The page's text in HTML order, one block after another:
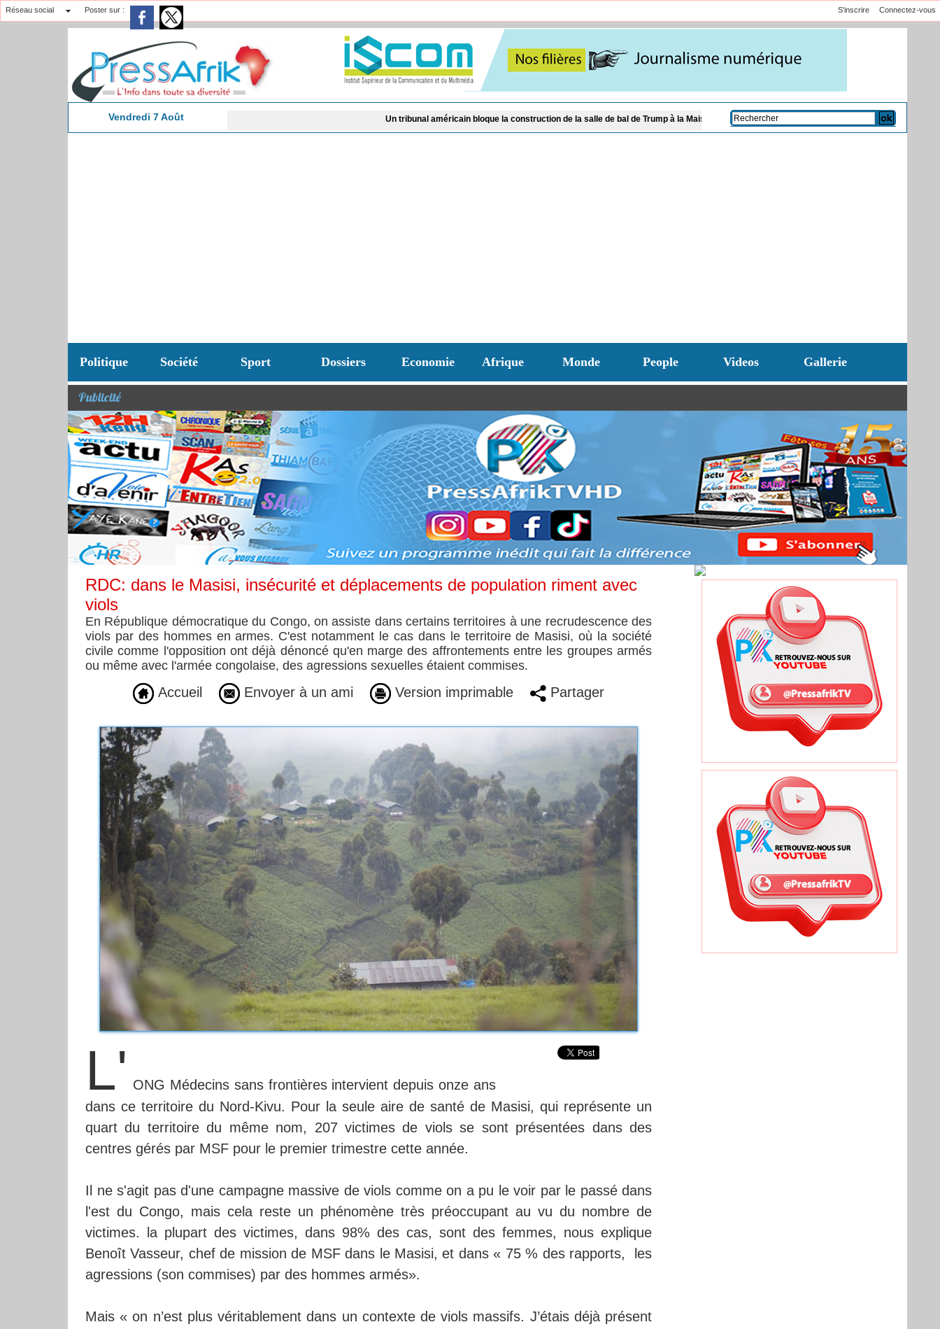
Réseau social Poster sur : Connectez-vous
S'inscrire
Vendredi 7 Août Un tribunal américain bloque la construction de la salle de bal de Trump à la Maison-Blanche 🔴​ DIRECT - Futur sélectionneur : "Jotaay Sport" dissèque
Politique Société Sport Dossiers Economie Afrique Monde People Videos Gallerie
Publicité
RDC: dans le Masisi, insécurité et déplacements de population riment avec
viols
​En République démocratique du Congo, on assiste dans certains territoires à une recrudescence des
viols par des hommes en armes. C'est notamment le cas dans le territoire de Masisi, où la société
civile comme l'opposition ont déjà dénoncé qu'en marge des affrontements entre les groupes armés
ou même avec l'armée congolaise, des agressions sexuelles étaient commises.
Accueil Envoyer à un ami Version imprimable Partager
L' ONG Médecins sans frontières intervient depuis onze ans
dans ce territoire du Nord-Kivu. Pour la seule aire de santé de Masisi, qui représente un
quart du territoire du même nom, 207 victimes de viols se sont présentées dans des
centres gérés par MSF pour le premier trimestre cette année.
Il ne s'agit pas d'une campagne massive de viols comme on a pu le voir par le passé dans
l'est du Congo, mais cela reste un phénomène très préoccupant au vu du nombre de
victimes. la plupart des victimes, dans 98% des cas, sont des femmes, nous explique
Benoît Vasseur, chef de mission de MSF dans le Masisi, et dans « 75 % des rapports, les
agressions (son commises) par des hommes armés».
Mais « on n’est plus véritablement dans un contexte de viols massifs. J’étais déjà présent